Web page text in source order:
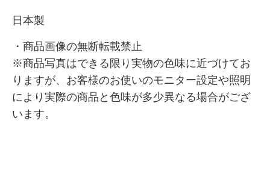
日本製
・商品画像の無断転載禁止
※商品写真はできる限り実物の色味に近づけてお
りますが、お客様のお使いのモニター設定や照明
により実際の商品と 色味が多少異なる場合がござ
います。